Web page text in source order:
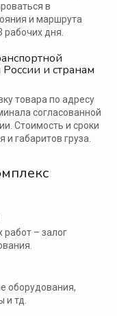
в
и маршрута
рабочих дня.
и странам
товара по адресу
согласованной
Стоимость и сроки
и габаритов груза.
– залог
оборудования,
и тд.